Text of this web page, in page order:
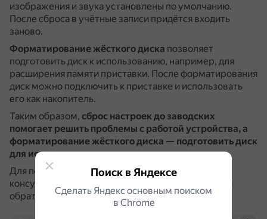
изображения и звука установлены по умолчанию.
После сброса в учётные записи придётся входить
заново.
Форматирование жёсткого диска позволяет
подготовить диск к использованию, например, для
расширения памяти приставки. После форматирования
диск можно подключить к приставке и использовать
его как накопитель.
Таким образом, сброс настроек до заводских
помогает решить проблемы с работой устройства, а
форматирование жёсткого диска — подготовить диск
для использования в приставке.
Для получения более подробной информации и
консультации по ремонту техники рекомендуется
обратиться в сервисный центр.
Поиск в Яндексе
Сделать Яндекс основным поиском
в Сhrome